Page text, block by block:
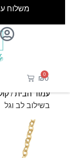
משלוח
₪0
0
עמוד הבית/
בשילוב לב וגל